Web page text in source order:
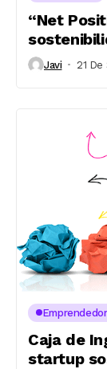
“Net
Javi 21
Caja de
startup